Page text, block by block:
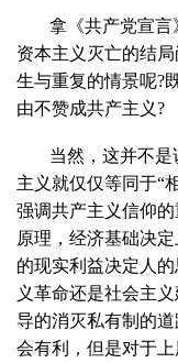
拿《共产党宣
资本主义灭亡的结
生与重复的情景呢?
由不赞成共产主义?
当然，这并不
主义就仅仅等同于“
强调共产主义信仰
原理，经济基础决
的现实利益决定人
义革命还是社会主
导的消灭私有制的
会有利，但是对于